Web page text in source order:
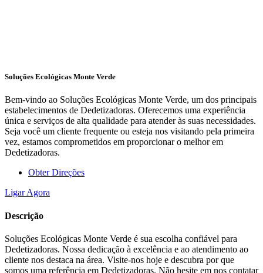
Soluções Ecológicas Monte Verde
Bem-vindo ao Soluções Ecológicas Monte Verde, um dos principais
estabelecimentos de Dedetizadoras. Oferecemos uma experiência
única e serviços de alta qualidade para atender às suas necessidades.
Seja você um cliente frequente ou esteja nos visitando pela primeira
vez, estamos comprometidos em proporcionar o melhor em
Dedetizadoras.
Obter Direções
Ligar Agora
Descrição
Soluções Ecológicas Monte Verde é sua escolha confiável para
Dedetizadoras. Nossa dedicação à excelência e ao atendimento ao
cliente nos destaca na área. Visite-nos hoje e descubra por que
somos uma referência em Dedetizadoras. Não hesite em nos contatar